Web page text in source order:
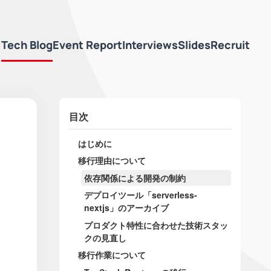
Tech BlogEvent ReportInterviewsSlidesRecruit
目次
はじめに
移行理由について
依存関係による開発の制約
デプロイツール「serverless-
nextjs」のアーカイブ
プロダクト特性に合わせた技術スタッ
クの見直し
移行作業について